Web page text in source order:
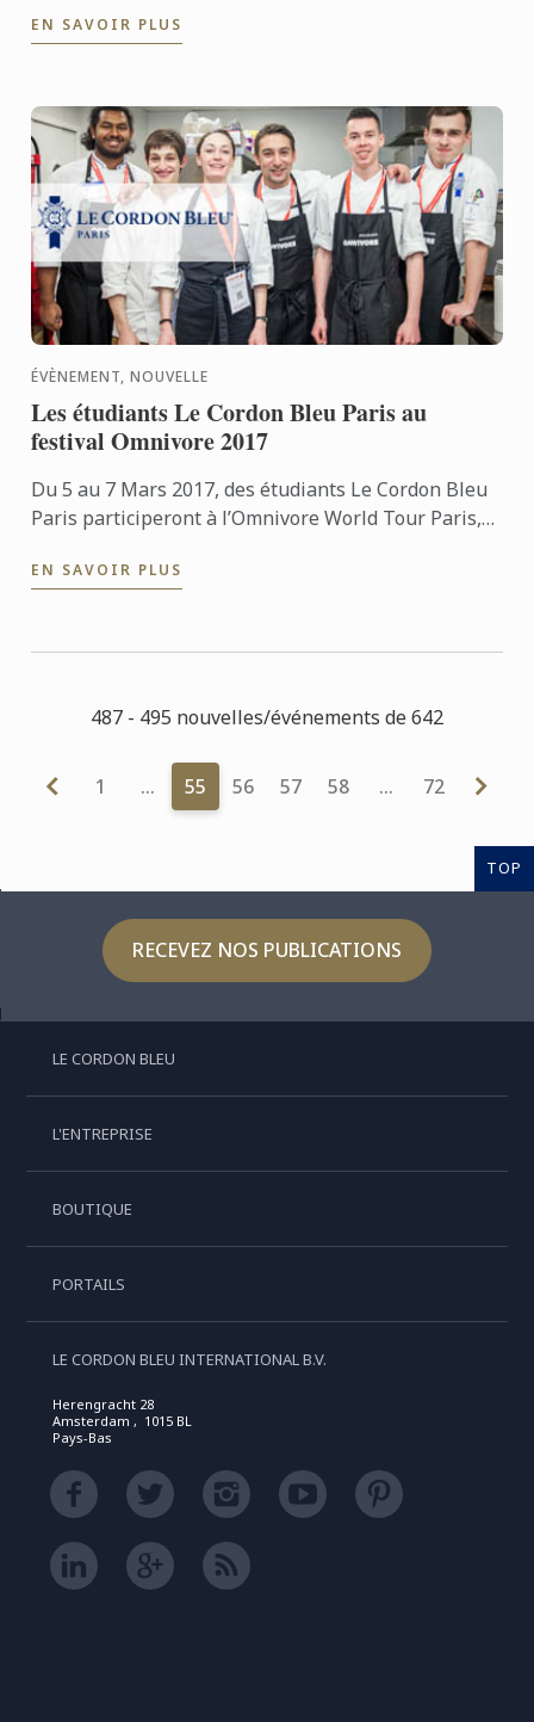
Goût dispensent, ...
EN SAVOIR PLUS
ÉVÈNEMENT, NOUVELLE
Les étudiants Le Cordon Bleu Paris au
festival Omnivore 2017
Du 5 au 7 Mars 2017, des étudiants Le Cordon Bleu
Paris participeront à l’Omnivore World Tour Paris,
EN SAVOIR PLUS
487 - 495 nouvelles/événements de 642
1 … 55 56 57 58 … 72
TOP
RECEVEZ NOS PUBLICATIONS
LE CORDON BLEU
L'ENTREPRISE
BOUTIQUE
PORTAILS
LE CORDON BLEU INTERNATIONAL B.V.
Herengracht 28
Amsterdam , 1015 BL
Pays-Bas